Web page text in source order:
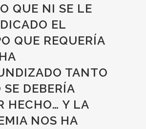
QUE NI SE LE
EL
QUE REQUERÍA
TANTO
SE DEBERÍA
HECHO… Y LA
NOS HA